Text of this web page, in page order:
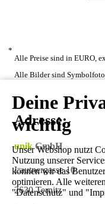
Deine
wichtig
Unser Webshop nutzt
Nutzung unserer
können wir das
optimieren. Alle
"Datenschutz" und
*
Alle Preise sind in EURO,
Alle Bilder sind
Adresse:
unikGmbH
Lautnergasse 10
2630 Ternitz